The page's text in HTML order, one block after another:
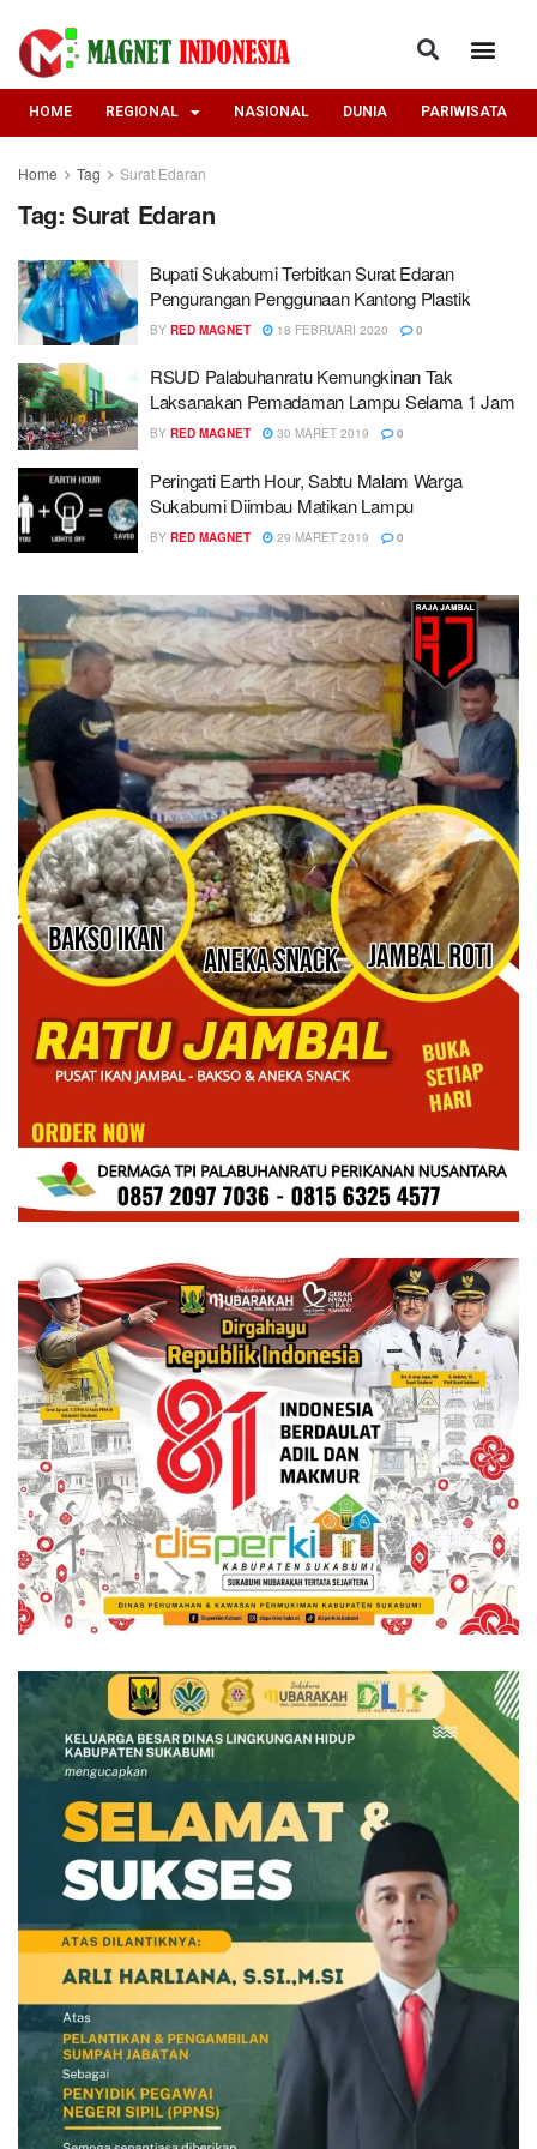
HOME REGIONAL NASIONAL DUNIA PARIWISATA
Home Tag Surat Edaran
Tag: Surat Edaran
Bupati Sukabumi Terbitkan Surat Edaran
Pengurangan Penggunaan Kantong Plastik
BY RED MAGNET 18 FEBRUARI 2020 0
RSUD Palabuhanratu Kemungkinan Tak
Laksanakan Pemadaman Lampu Selama 1 Jam
BY RED MAGNET 30 MARET 2019 0
Peringati Earth Hour, Sabtu Malam Warga
Sukabumi Diimbau Matikan Lampu
BY RED MAGNET 29 MARET 2019 0